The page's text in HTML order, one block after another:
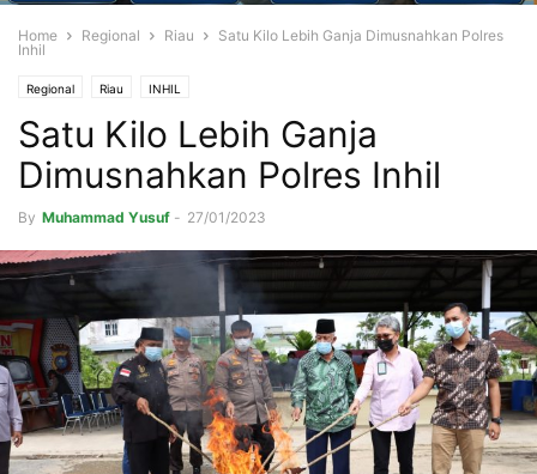
Home Regional Riau
Satu Kilo Lebih Ganja Dimusnahkan Polres
Inhil
Regional Riau INHIL
Satu Kilo Lebih Ganja
Dimusnahkan Polres Inhil
By Muhammad Yusuf - 27/01/2023